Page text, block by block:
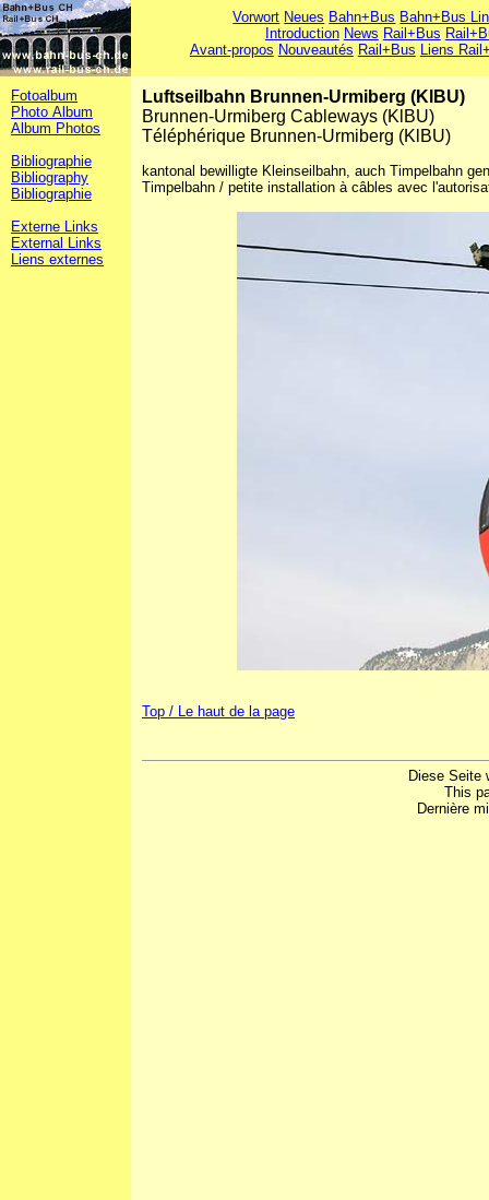
Vorwort Neues Bahn+Bus Bahn+Bus
Introduction News Rail+Bus
Avant-propos Nouveautés Rail+Bus Liens
Fotoalbum
Photo Album
Album Photos
Bibliographie
Bibliography
Bibliographie
Externe Links
External Links
Liens externes
Luftseilbahn Brunnen-Urmiberg (KlBU)
Brunnen-Urmiberg Cableways (KlBU)
Téléphérique Brunnen-Urmiberg (KlBU)
kantonal bewilligte Kleinseilbahn, auch Timpelbahn
Timpelbahn / petite installation à câbles avec
Top / Le haut de la page
Diese Seite
This
Dernière